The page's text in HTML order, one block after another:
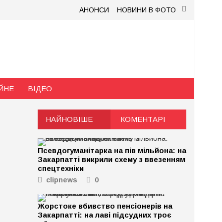
АНОНСИ НОВИНИ В ФОТО
ВІДЕО
НАЙНОВІШЕ КОМЕНТАРІ
Псевдогуманітарка на пів мільйона: на
Закарпатті викрили схему з ввезенням
спецтехніки
clipnews 0
Жорстоке вбивство пенсіонерів на
Закарпатті: на лаві підсудних троє